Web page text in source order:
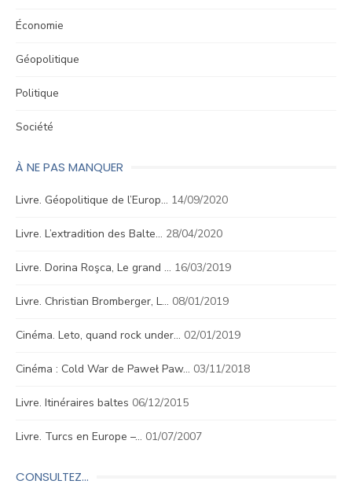
Économie
Géopolitique
Politique
Société
À NE PAS MANQUER
Livre. Géopolitique de l’Europ… 14/09/2020
Livre. L’extradition des Balte… 28/04/2020
Livre. Dorina Roşca, Le grand … 16/03/2019
Livre. Christian Bromberger, L… 08/01/2019
Cinéma. Leto, quand rock under… 02/01/2019
Cinéma : Cold War de Paweł Paw… 03/11/2018
Livre. Itinéraires baltes 06/12/2015
Livre. Turcs en Europe –… 01/07/2007
CONSULTEZ…